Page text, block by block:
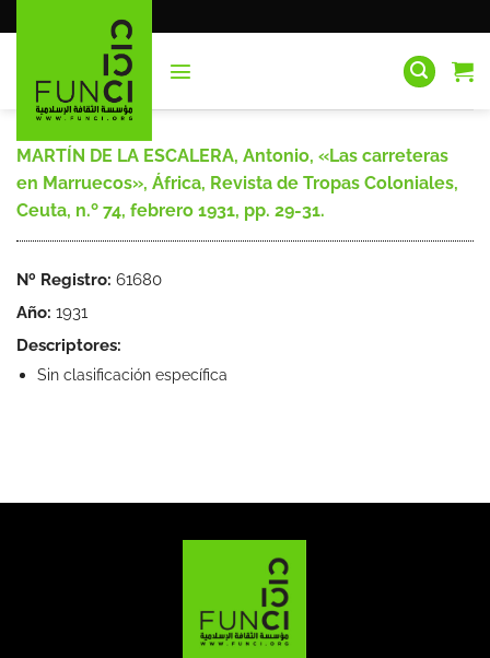
al
MARTÍN DE LA ESCALERA, Antonio, «Las carreteras
en Marruecos», África, Revista de Tropas Coloniales,
Ceuta, n.º 74, febrero 1931, pp. 29-31.
Nº Registro: 61680
Año: 1931
Descriptores:
Sin clasificación específica